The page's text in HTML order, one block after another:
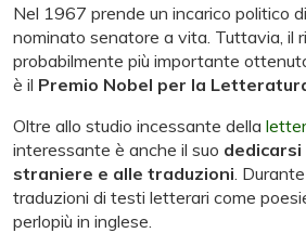
Nel 1967 prende un incarico politico
nominato senatore a vita. Tuttavia, il
probabilmente più importante
è il Premio Nobel per la
Oltre allo studio incessante della
interessante è anche il suo dedicarsi
straniere e alle traduzioni .
traduzioni di testi letterari come
perlopiù in inglese.